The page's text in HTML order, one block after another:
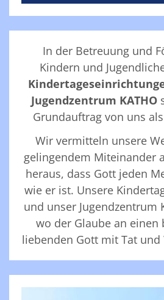
In der Betreuung und
Kindern und
Jugendzentrum KATHO
Grundauftrag von uns
Wir vermitteln unsere
gelingendem Miteinander
heraus, dass Gott jeden
wie er ist. Unsere
und unser Jugendzentrum
wo der Glaube an einen
liebenden Gott mit Tat